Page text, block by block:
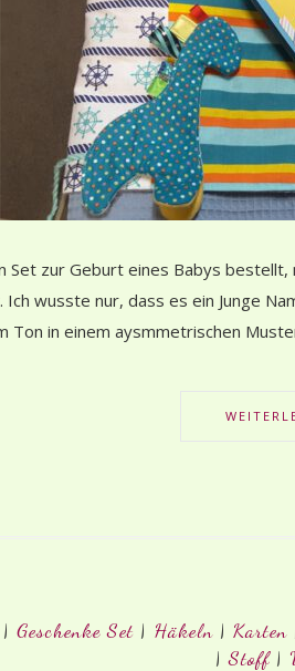
Set zur Geburt eines Babys
Ich wusste nur, dass es ein Junge
Ton in einem aysmmetrischen
| Geschenke Set | Häkeln | Karten
|Stoff|